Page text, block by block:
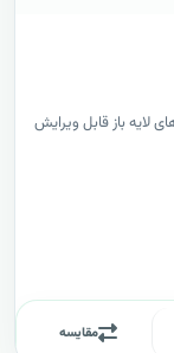
لایه باز قابل ویرایش
مقایسه